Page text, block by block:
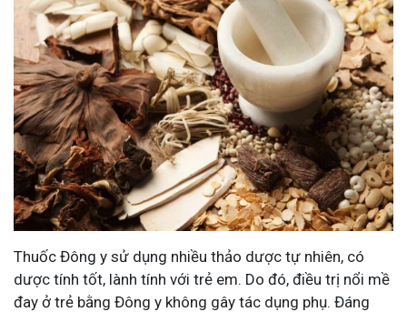
Thuốc Đông y sử dụng nhiều thảo dược tự nhiên, có
dược tính tốt, lành tính với trẻ em. Do đó, điều trị nổi mề
đay ở trẻ bằng Đông y không gây tác dụng phụ. Đáng